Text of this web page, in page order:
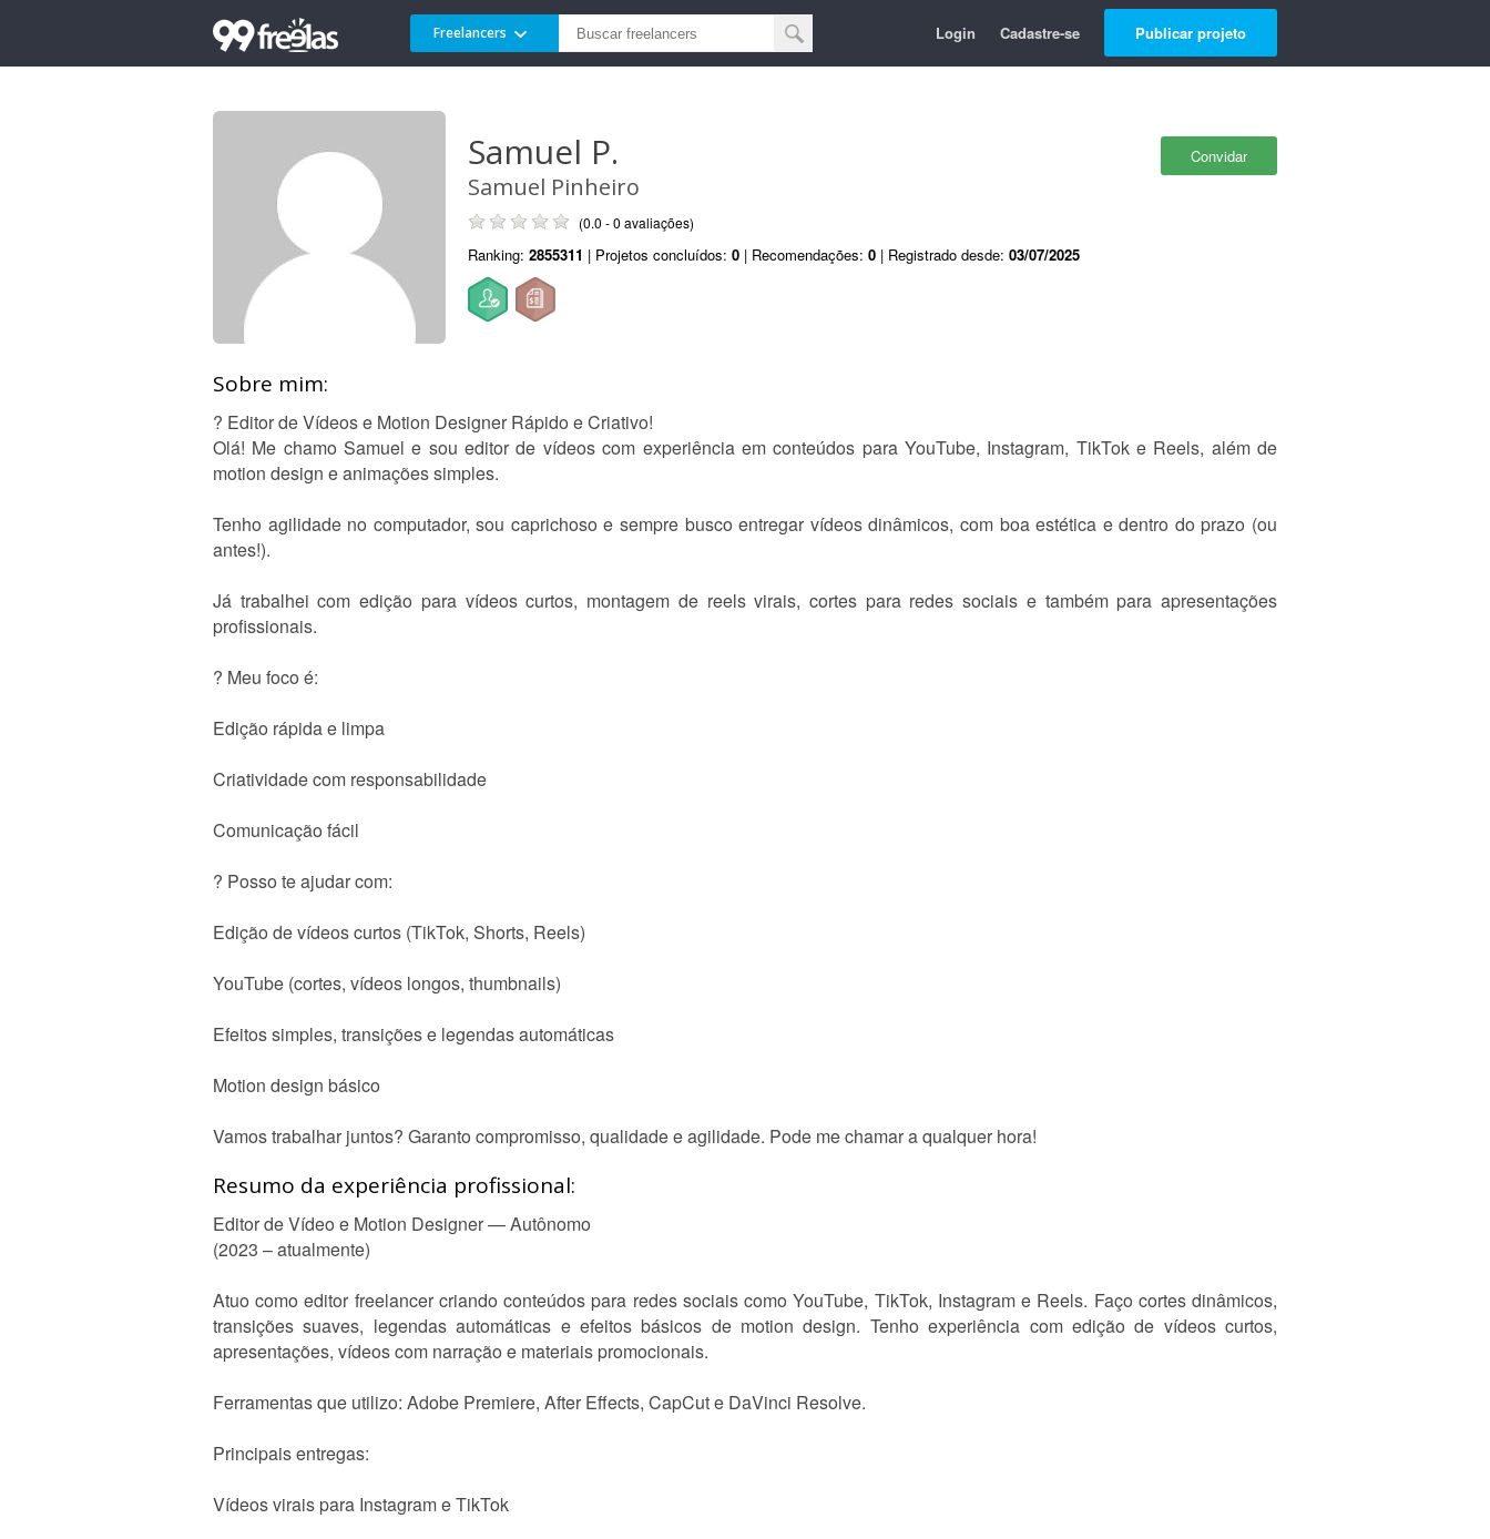
Freelancers Login Cadastre-se Publicar projeto
Convidar
Samuel P.
Samuel Pinheiro
(0.0 - 0 avaliações)
Ranking: 2855311 | Projetos concluídos: 0 | Recomendações: 0 | Registrado desde: 03/07/2025
Sobre mim:
? Editor de Vídeos e Motion Designer Rápido e Criativo!
Olá! Me chamo Samuel e sou editor de vídeos com experiência em conteúdos para YouTube, Instagram, TikTok e Reels, além de
motion design e animações simples.
Tenho agilidade no computador, sou caprichoso e sempre busco entregar vídeos dinâmicos, com boa estética e dentro do prazo (ou
antes!).
Já trabalhei com edição para vídeos curtos, montagem de reels virais, cortes para redes sociais e também para apresentações
profissionais.
? Meu foco é:
Edição rápida e limpa
Criatividade com responsabilidade
Comunicação fácil
? Posso te ajudar com:
Edição de vídeos curtos (TikTok, Shorts, Reels)
YouTube (cortes, vídeos longos, thumbnails)
Efeitos simples, transições e legendas automáticas
Motion design básico
Vamos trabalhar juntos? Garanto compromisso, qualidade e agilidade. Pode me chamar a qualquer hora!
Resumo da experiência profissional:
Editor de Vídeo e Motion Designer — Autônomo
(2023 – atualmente)
Atuo como editor freelancer criando conteúdos para redes sociais como YouTube, TikTok, Instagram e Reels. Faço cortes dinâmicos,
transições suaves, legendas automáticas e efeitos básicos de motion design. Tenho experiência com edição de vídeos curtos,
apresentações, vídeos com narração e materiais promocionais.
Ferramentas que utilizo: Adobe Premiere, After Effects, CapCut e DaVinci Resolve.
Principais entregas:
Vídeos virais para Instagram e TikTok